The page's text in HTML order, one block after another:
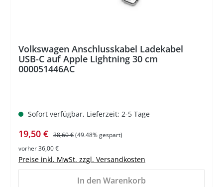
Volkswagen Anschlusskabel Ladekabel
USB-C auf Apple Lightning 30 cm
000051446AC
Sofort verfügbar, Lieferzeit: 2-5 Tage
Verkaufspreis:
19,50 € Regulärer Preis:
38,60 €(49.48% gespart)
vorher 36,00 €
Preise inkl. MwSt. zzgl. Versandkosten
In den Warenkorb